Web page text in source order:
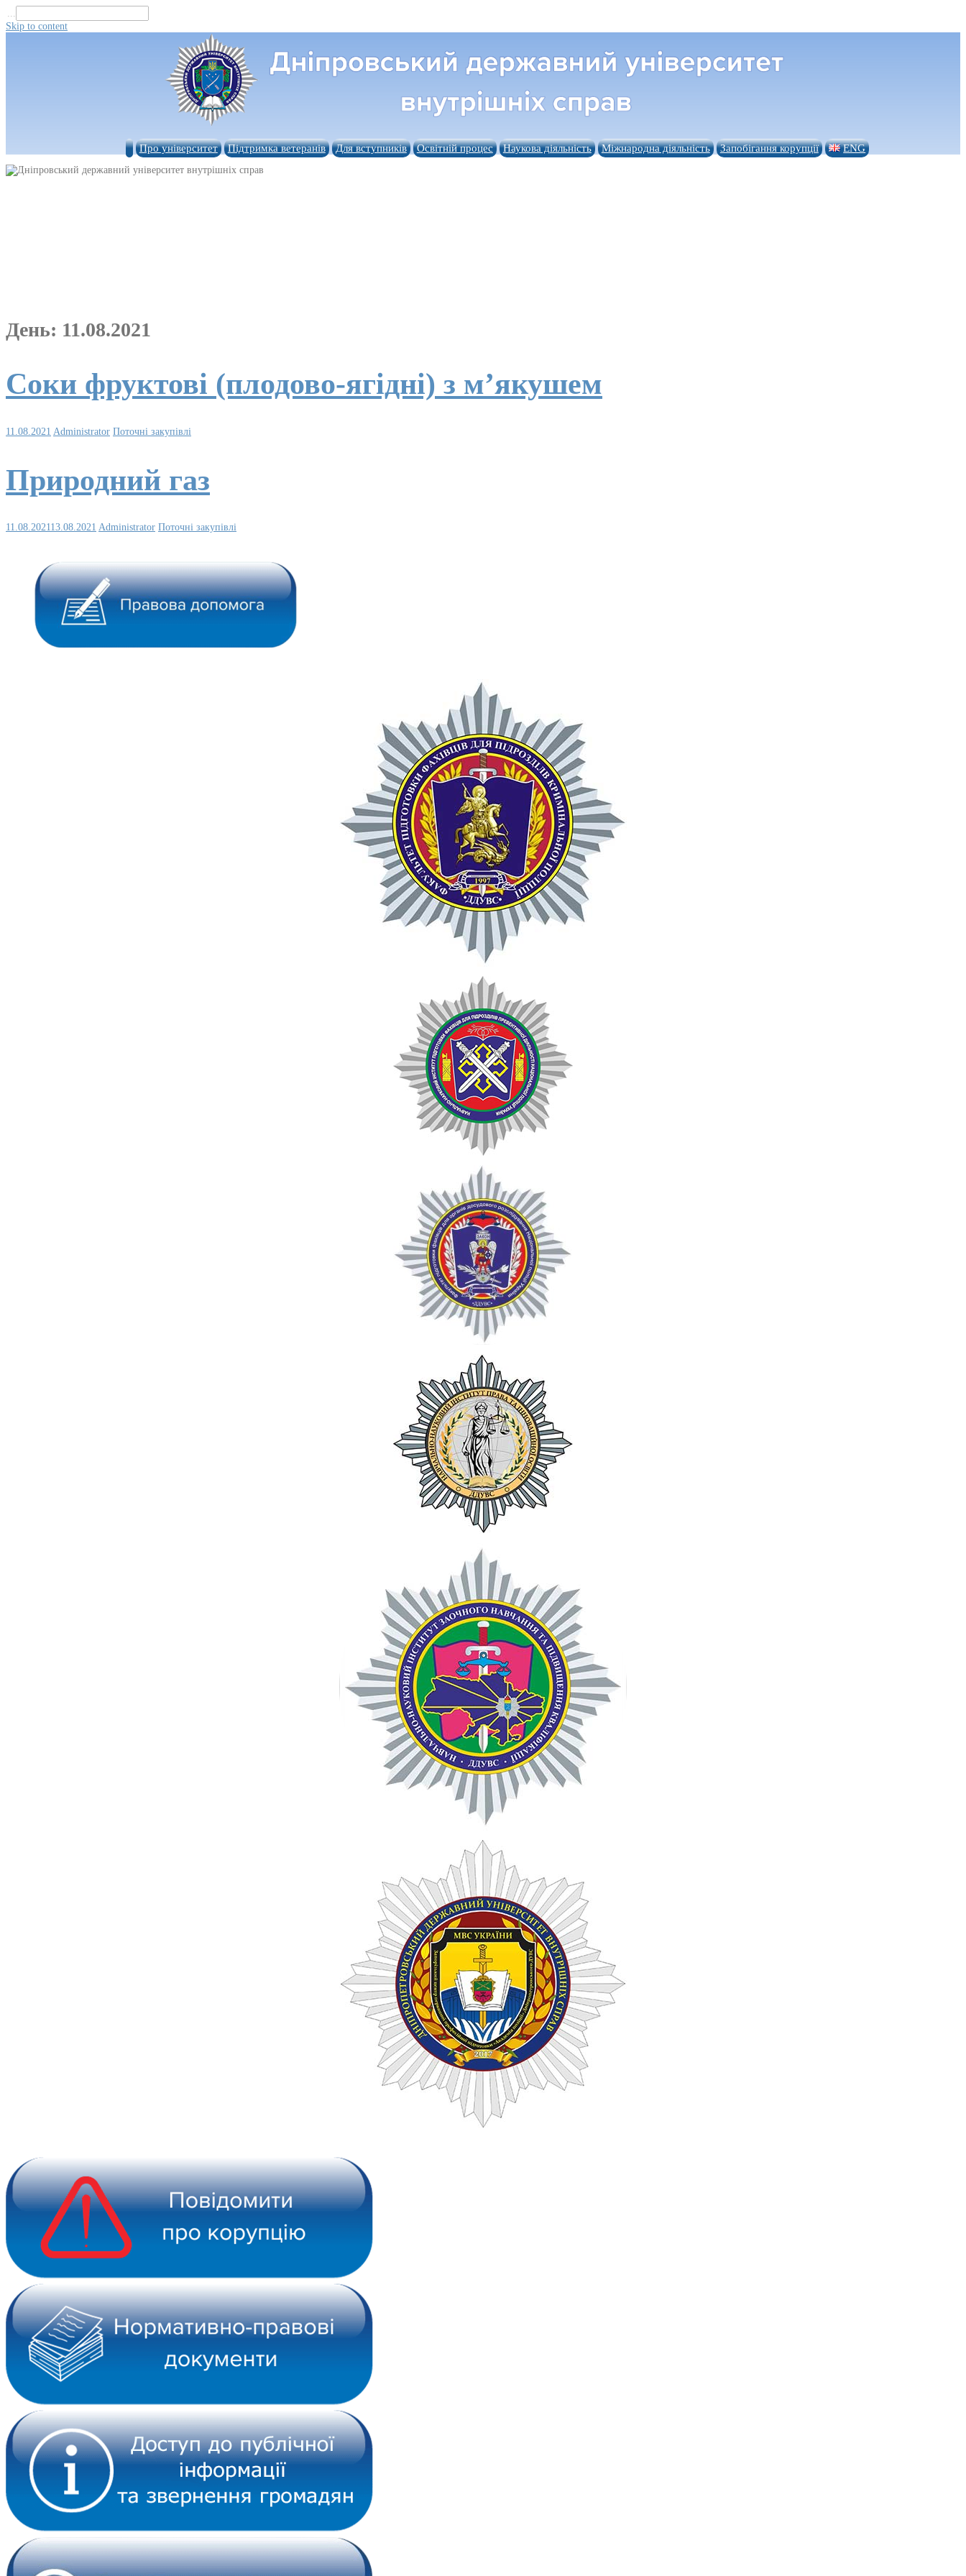
...
Skip to content
Про університет Підтримка ветеранів Для вступників Освітній процес Наукова діяльність Міжнародна діяльність Запобігання корупції ENG
День: 11.08.2021
Соки фруктові (плодово-ягідні) з м’якушем
11.08.2021 Administrator Поточні закупівлі
Природний газ
11.08.202113.08.2021 Administrator Поточні закупівлі